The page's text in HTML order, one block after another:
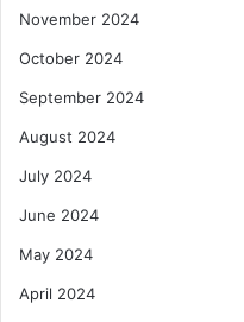
November 2024
October 2024
September 2024
August 2024
July 2024
June 2024
May 2024
April 2024